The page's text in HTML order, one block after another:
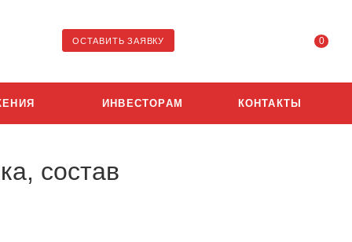
ОСТАВИТЬ ЗАЯВКУ 0
ИНВЕСТОРАМ КОНТАКТЫ
состав